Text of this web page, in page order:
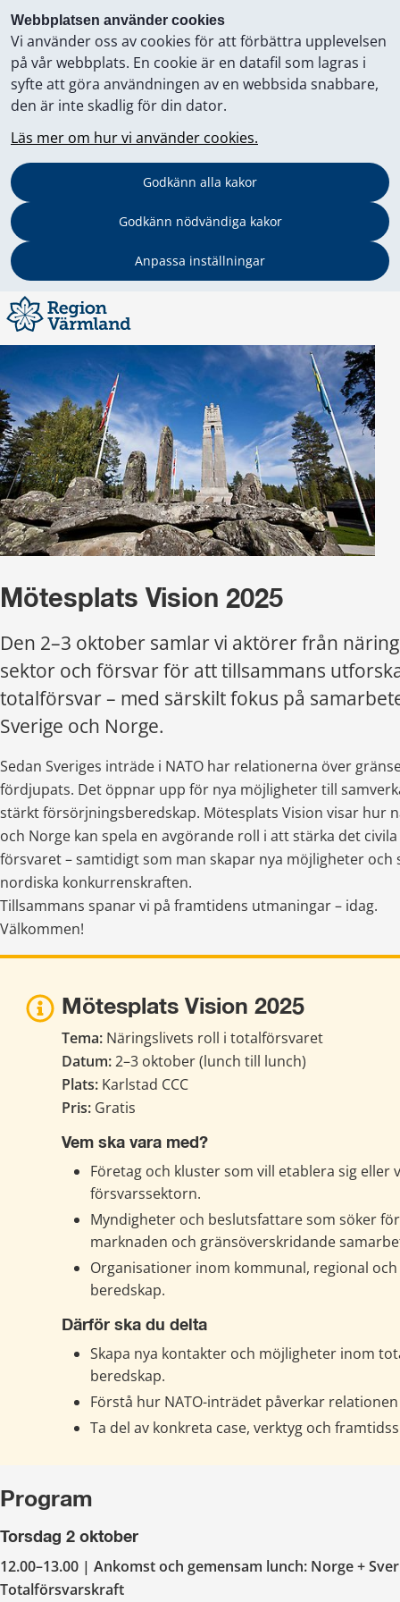
Webbplatsen använder cookies
Vi använder oss av cookies för att förbättra upplevelsen
på vår webbplats. En cookie är en datafil som lagras i
syfte att göra användningen av en webbsida snabbare,
den är inte skadlig för din dator.
Läs mer om hur vi använder cookies.
Godkänn alla kakor
Godkänn nödvändiga kakor
Anpassa inställningar
Mötesplats Vision 2025
Den 2–3 oktober samlar vi aktörer från
sektor och försvar för att tillsammans
totalförsvar – med särskilt fokus på
Sverige och Norge.
Sedan Sveriges inträde i NATO har relationerna över
fördjupats. Det öppnar upp för nya möjligheter till
stärkt försörjningsberedskap. Mötesplats Vision visar hur
och Norge kan spela en avgörande roll i att stärka det
försvaret – samtidigt som man skapar nya möjligheter och
nordiska konkurrenskraften.
Tillsammans spanar vi på framtidens utmaningar – idag.
Välkommen!
Mötesplats Vision 2025
Tema: Näringslivets roll i totalförsvaret
Datum: 2–3 oktober (lunch till lunch)
Plats: Karlstad CCC
Pris: Gratis
Vem ska vara med?
Företag och kluster som vill etablera sig eller
försvarssektorn.
Myndigheter och beslutsfattare som söker
marknaden och gränsöverskridande
Organisationer inom kommunal, regional
beredskap.
Därför ska du delta
Skapa nya kontakter och möjligheter inom
beredskap.
Förstå hur NATO-inträdet påverkar
Ta del av konkreta case, verktyg och
Program
Torsdag 2 oktober
12.00–13.00 | Ankomst och gemensam lunch: Norge +
Totalförsvarskraft